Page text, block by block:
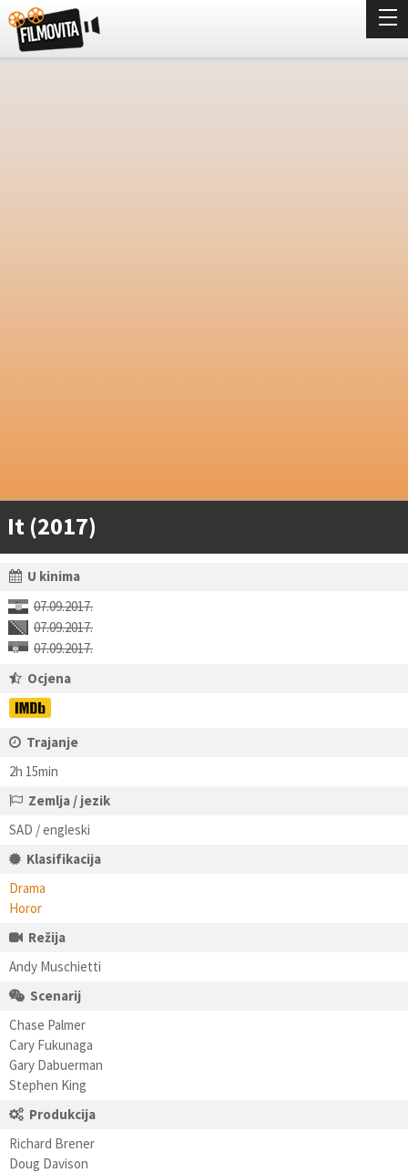
It (2017)
U kinima
07.09.2017.
07.09.2017.
07.09.2017.
Ocjena
Trajanje
2h 15min
Zemlja / jezik
SAD / engleski
Klasifikacija
Drama
Horor
Režija
Andy Muschietti
Scenarij
Chase Palmer
Cary Fukunaga
Gary Dabuerman
Stephen King
Produkcija
Richard Brener
Doug Davison